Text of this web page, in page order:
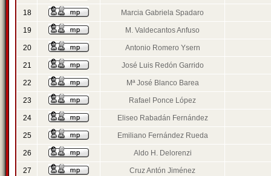
18 Marcia Gabriela Spadaro
19 M. Valdecantos Anfuso
20 Antonio Romero Ysern
21 José Luis Redón Garrido
22 Mª José Blanco Barea
23 Rafael Ponce López
24 Eliseo Rabadán Fernández
25 Emiliano Fernández Rueda
26 Aldo H. Delorenzi
27 Cruz Antón Jiménez